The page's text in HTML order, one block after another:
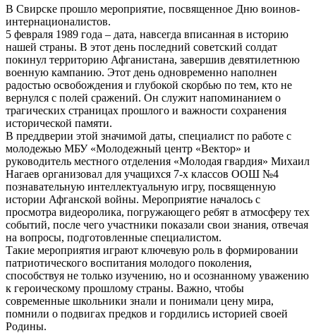
В Свирске прошло мероприятие, посвященное Дню воинов-
интернационалистов.
5 февраля 1989 года – дата, навсегда вписанная в историю
нашей страны. В этот день последний советский солдат
покинул территорию Афганистана, завершив девятилетнюю
военную кампанию. Этот день одновременно наполнен
радостью освобождения и глубокой скорбью по тем, кто не
вернулся с полей сражений. Он служит напоминанием о
трагических страницах прошлого и важности сохранения
исторической памяти.
В преддверии этой значимой даты, специалист по работе с
молодежью МБУ «Молодежный центр «Вектор» и
руководитель местного отделения «Молодая гвардия» Михаил
Нагаев организовал для учащихся 7-х классов ООШ №4
познавательную интеллектуальную игру, посвященную
истории Афганской войны. Мероприятие началось с
просмотра видеоролика, погружающего ребят в атмосферу тех
событий, после чего участники показали свои знания, отвечая
на вопросы, подготовленные специалистом.
Такие мероприятия играют ключевую роль в формировании
патриотического воспитания молодого поколения,
способствуя не только изучению, но и осознанному уважению
к героическому прошлому страны. Важно, чтобы
современные школьники знали и понимали цену мира,
помнили о подвигах предков и гордились историей своей
Родины.